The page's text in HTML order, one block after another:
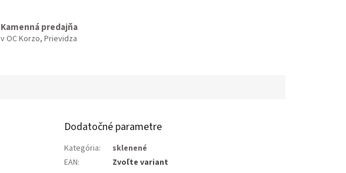
Kamenná predajňa
v OC Korzo, Prievidza
Dodatočné parametre
Kategória:
sklenené
EAN: Zvoľte variant